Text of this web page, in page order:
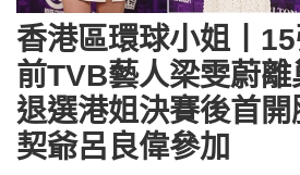
香港區環球小姐丨
前TVB藝人梁雯蔚
退選港姐決賽後首
契爺呂良偉參加